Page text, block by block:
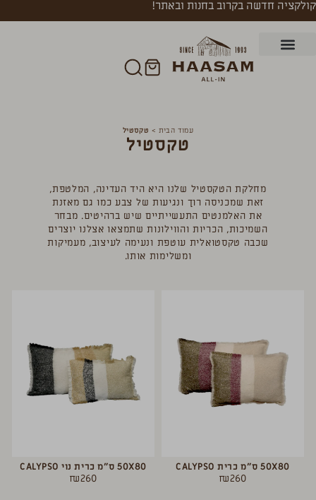
קולקציה חדשה בקרוב בחנות ובאתר!
טקסטיל
עמוד הבית > טקסטיל
מחלקת הטקסטיל שלנו היא היד העדינה, המלטפת,
זאת שמכניסה רוך ונגיעות של צבע כמו גם מאזנת
את האלמנטים התעשייתיים שיש ברהיטים. מבחר
השמיכות, הכריות והווילונות שתמצאו אצלנו יוצרים
שכבה טקסטואלית עוטפת ונעימה לעיצוב, מעמיקות
ומשלימות אותו.
50X80 ס”מ כרית CALYPSO
₪260
50X80 ס”מ כרית נוי CALYPSO
₪260